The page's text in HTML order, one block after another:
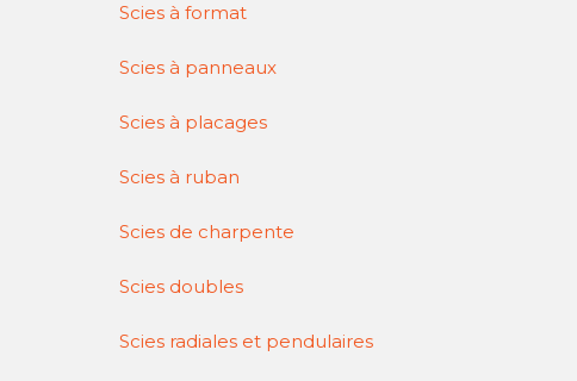
Scies à format
Scies à panneaux
Scies à placages
Scies à ruban
Scies de charpente
Scies doubles
Scies radiales et pendulaires